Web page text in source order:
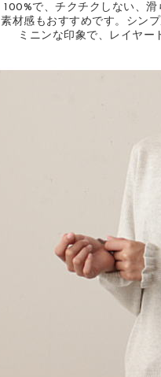
100%で、チクチクしない、
素材感もおすすめです。シン
ミニンな印象で、レイヤー